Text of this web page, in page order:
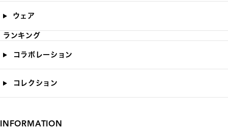
ウェア
ランキング
コラボレーション
コレクション
INFORMATION